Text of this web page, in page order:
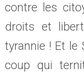
contre les
droits et
tyrannie ! Et le
coup qui